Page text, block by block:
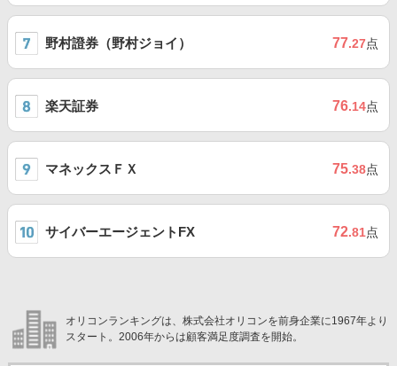
野村證券（野村ジョイ） 77.27点
楽天証券 76.14点
マネックスＦＸ 75.38点
サイバーエージェントFX 72.81点
オリコンランキングは、株式会社オリコンを前身企業に1967年より
スタート。2006年からは顧客満足度調査を開始。